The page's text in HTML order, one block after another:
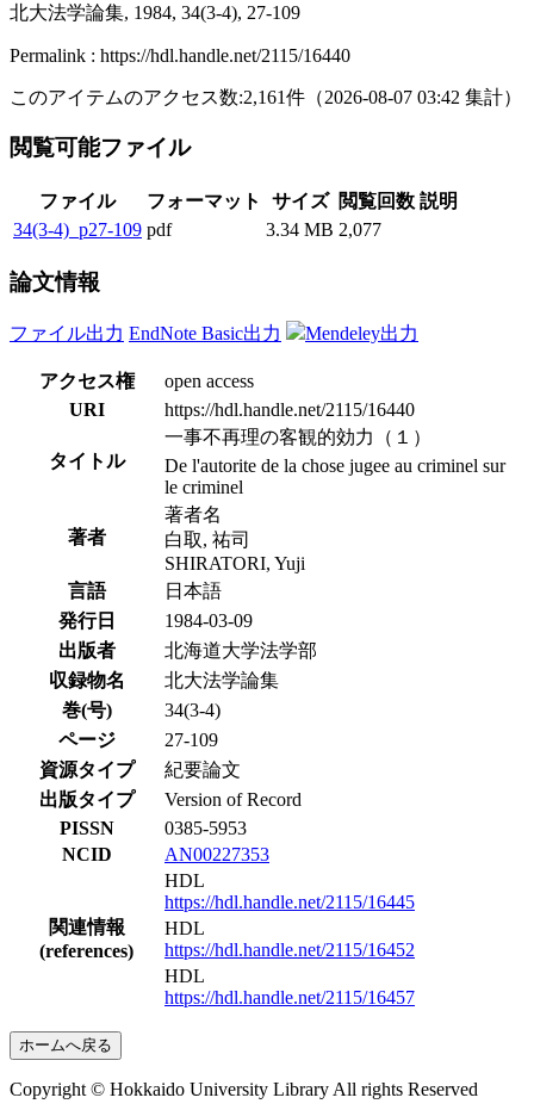
北大法学論集, 1984, 34(3-4), 27-109
Permalink : https://hdl.handle.net/2115/16440
このアイテムのアクセス数:2,161件 （2026-08-07 03:42 集計）
閲覧可能ファイル
ファイル フォーマット サイズ 閲覧回数 説明
34(3-4)_p27-109 pdf 3.34 MB 2,077
論文情報
ファイル出力 EndNote Basic出力 Mendeley出力
アクセス権
open access
URI
https://hdl.handle.net/2115/16440
タイトル
一事不再理の客観的効力（１）
De l'autorite de la chose jugee au criminel sur
le criminel
著者
著者名
白取, 祐司
SHIRATORI, Yuji
言語
日本語
発行日
1984-03-09
出版者
北海道大学法学部
収録物名
北大法学論集
巻(号)
34(3-4)
ページ
27-109
資源タイプ
紀要論文
出版タイプ
Version of Record
PISSN
0385-5953
NCID
AN00227353
関連情報
(references)
HDL
https://hdl.handle.net/2115/16445
HDL
https://hdl.handle.net/2115/16452
HDL
https://hdl.handle.net/2115/16457
ホームへ戻る
Copyright © Hokkaido University Library All rights Reserved